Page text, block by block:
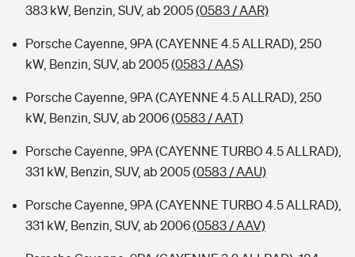
383 kW, Benzin, SUV, ab 2005(0583 / AAR)
Porsche Cayenne, 9PA (CAYENNE 4.5 ALLRAD), 250
kW, Benzin, SUV, ab 2005(0583 / AAS)
Porsche Cayenne, 9PA (CAYENNE 4.5 ALLRAD), 250
kW, Benzin, SUV, ab 2006(0583 / AAT)
Porsche Cayenne, 9PA (CAYENNE TURBO 4.5 ALLRAD),
331 kW, Benzin, SUV, ab 2005(0583 / AAU)
Porsche Cayenne, 9PA (CAYENNE TURBO 4.5 ALLRAD),
331 kW, Benzin, SUV, ab 2006(0583 / AAV)